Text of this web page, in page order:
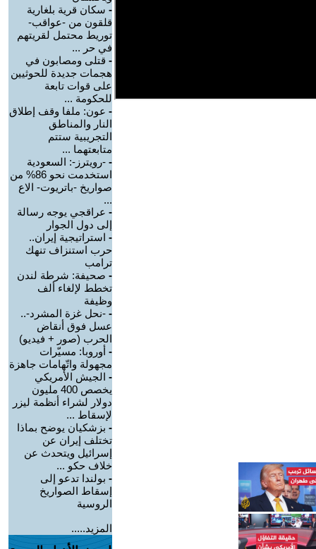
- سكان قرية بلغارية
قلقون من -عواقب-
توريط محتمل لقريتهم
في حر ...
- قتلى ومصابون في
هجمات جديدة للحوثيين
على قوات تابعة
للحكومة ...
- عون: ملفا وقف إطلاق
النار والمناطق
التجريبية ستتم
متابعتهما ...
- -رويترز-: السعودية
استخدمت نحو 86% من
صواريخ -باتريوت- الاع
...
- عراقجي يوجه رسالة
إلى دول الجوار
- استراتيجية إيران..
حرب استنزاف تنهك
ترامب
- صحيفة: شرطة لندن
تخطط لإلغاء ألف
وظيفة
- -نحل غزة المشرد-..
عسل فوق أنقاض
الحرب (صور + فيديو)
- أوروبا: مسيّرات
مجهولة واتّهامات جاهزة
- الجيش الأمريكي
يخصص 400 مليون
دولار لشراء أنظمة ليزر
لإسقاط ...
- بزشكيان يوضح بماذا
تختلف إيران عن
إسرائيل ويتحدث عن
خلاف حكو ...
- بولندا تدعو إلى
إسقاط الصواريخ
الروسية
المزيد.....